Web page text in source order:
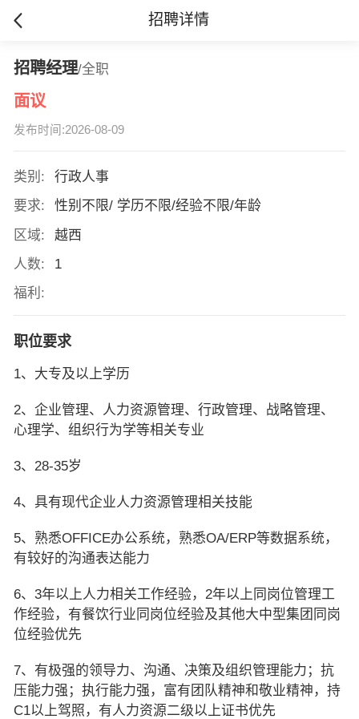
招聘详情
招聘经理/全职
面议
发布时间:2026-08-09
类别:
行政人事
要求:
性别不限/ 学历不限/经验不限/年龄
区域:
越西
人数:
1
福利:
职位要求
1、大专及以上学历
2、企业管理、人力资源管理、行政管理、战略管理、
心理学、组织行为学等相关专业
3、28-35岁
4、具有现代企业人力资源管理相关技能
5、熟悉OFFICE办公系统，熟悉OA/ERP等数据系统，
有较好的沟通表达能力
6、3年以上人力相关工作经验，2年以上同岗位管理工
作经验，有餐饮行业同岗位经验及其他大中型集团同岗
位经验优先
7、有极强的领导力、沟通、决策及组织管理能力；抗
压能力强；执行能力强，富有团队精神和敬业精神，持
C1以上驾照，有人力资源二级以上证书优先